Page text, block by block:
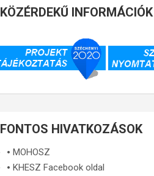
KÖZÉRDEKŰ INFORMÁCIÓK
FONTOS HIVATKOZÁSOK
🞄MOHOSZ
🞄KHESZ Facebook oldal